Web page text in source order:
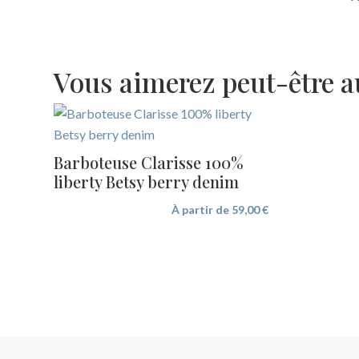
Vous aimerez peut-être
Barboteuse Clarisse 100%
liberty Betsy berry denim
À partir de 59,00€